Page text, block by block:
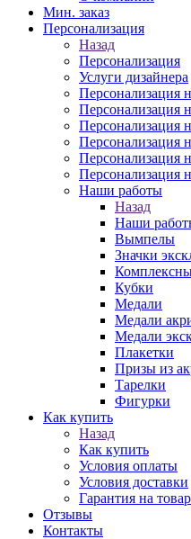
Мин. заказ
Персонализация
Назад
Персонализация
Услуги дизайнера
Персонализация
Персонализация
Персонализация
Персонализация
Персонализация
Персонализация
Наши работы
Назад
Наши
Вымпелы
Значки
Кубки
Медали
Медали
Медали
Плакетки
Призы из
Тарелки
Фигурки
Как купить
Назад
Как купить
Условия оплаты
Условия доставки
Гарантия на товар
Отзывы
Контакты